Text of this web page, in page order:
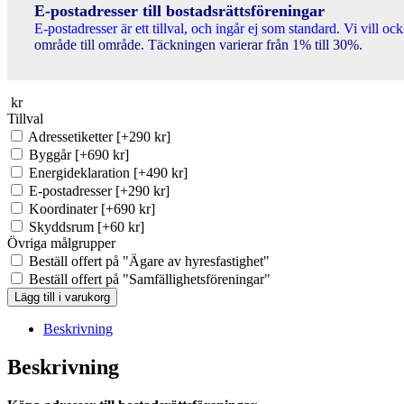
E-postadresser till bostadsrättsföreningar
E-postadresser är ett tillval, och ingår ej som standard. Vi vill
område till område. Täckningen varierar från 1% till 30%.
kr
Tillval
Adressetiketter [+290 kr]
Byggår [+690 kr]
Energideklaration [+490 kr]
E-postadresser [+290 kr]
Koordinater [+690 kr]
Skyddsrum [+60 kr]
Övriga målgrupper
Beställ offert på "Ägare av hyresfastighet"
Beställ offert på "Samfällighetsföreningar"
BRF-
registret
Kumla
34
st)
Lägg till i varukorg
Beskrivning
Beskrivning